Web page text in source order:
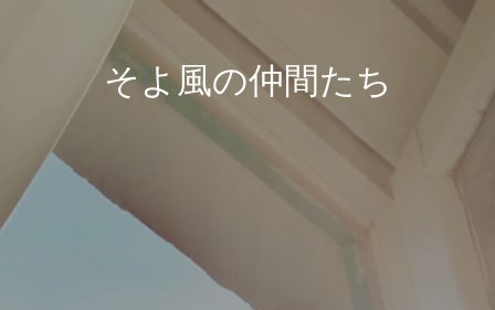
そよ風の仲間たち